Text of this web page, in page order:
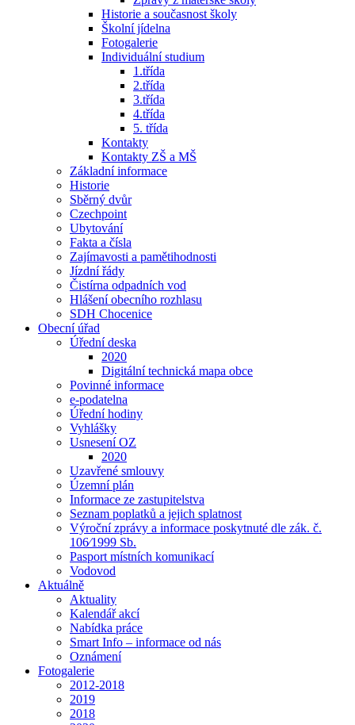
Historie a současnost školy
Školní jídelna
Fotogalerie
Individuální studium
1.třída
2.třída
3.třída
4.třída
5. třída
Kontakty
Kontakty ZŠ a MŠ
Základní informace
Historie
Sběrný dvůr
Czechpoint
Ubytování
Fakta a čísla
Zajímavosti a pamětihodnosti
Jízdní řády
Čistírna odpadních vod
Hlášení obecního rozhlasu
SDH Chocenice
Obecní úřad
Úřední deska
2020
Digitální technická mapa obce
Povinné informace
e-podatelna
Úřední hodiny
Vyhlášky
Usnesení OZ
2020
Uzavřené smlouvy
Územní plán
Informace ze zastupitelstva
Seznam poplatků a jejich splatnost
Výroční zprávy a informace poskytnuté dle zák. č.
106⁄1999 Sb.
Pasport místních komunikací
Vodovod
Aktuálně
Aktuality
Kalendář akcí
Nabídka práce
Smart Info – informace od nás
Oznámení
Fotogalerie
2012-2018
2019
2018